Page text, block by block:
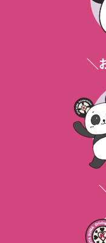
教習料金
教習料金
トカード
金・カー
審査が入
が必要で
MT車と
簡単にい
させて走
AT車にな
最近は
が・・・？
ほとんど
ートをま
ば大丈夫
と思います
運動音痴
正直、二
がありま
すので、
れると思
員に聞い
ありますの
ヘルメッ
貸し出し
クターや合
＼